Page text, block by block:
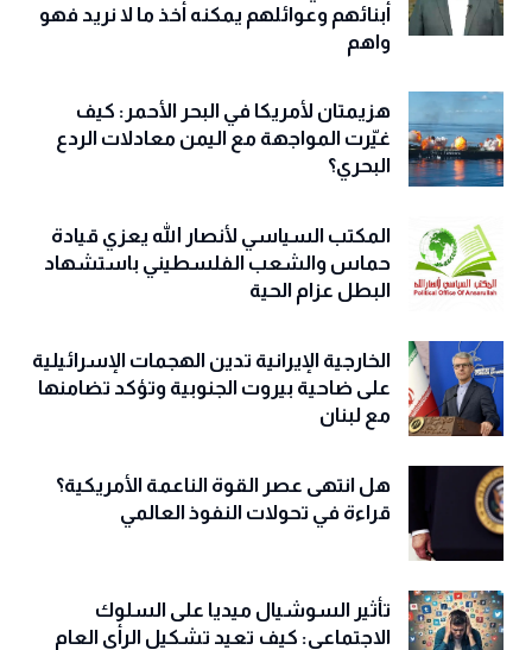
أبنائهم وعوائلهم يمكنه أخذ ما لا نريد فهو
واهم
هزيمتان لأمريكا في البحر الأحمر: كيف
غيّرت المواجهة مع اليمن معادلات الردع
البحري؟
المكتب السياسي لأنصار الله يعزي قيادة
حماس والشعب الفلسطيني باستشهاد
البطل عزام الحية
الخارجية الإيرانية تدين الهجمات الإسرائيلية
على ضاحية بيروت الجنوبية وتؤكد تضامنها
مع لبنان
هل انتهى عصر القوة الناعمة الأمريكية؟
قراءة في تحولات النفوذ العالمي
تأثير السوشيال ميديا على السلوك
الاجتماعي: كيف تعيد تشكيل الرأي العام